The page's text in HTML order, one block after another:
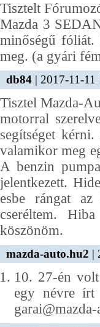
Tisztelt
Mazda 3
minőségű
meg. (a gyári
db84 | 2017-11-11
Tisztel Mazda-
motorral
segítséget
valamikor meg
A benzin
jelentkezett.
esbe rángat
cseréltem.
köszönöm.
mazda-auto.hu2 |
10. 27-én
egy